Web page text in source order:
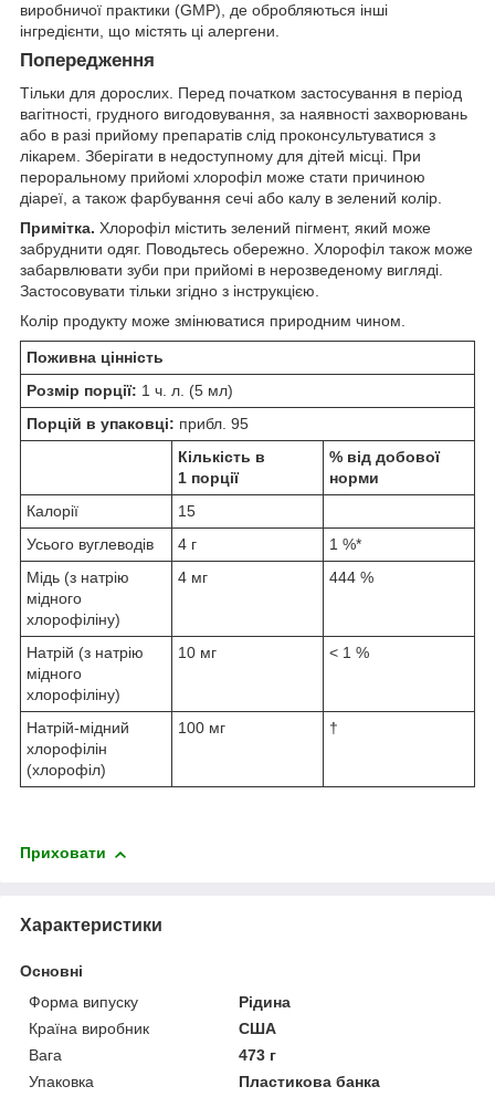
виробничої практики (GMP), де обробляються інші
інгредієнти, що містять ці алергени.
Попередження
Тільки для дорослих. Перед початком застосування в період
вагітності, грудного вигодовування, за наявності захворювань
або в разі прийому препаратів слід проконсультуватися з
лікарем. Зберігати в недоступному для дітей місці. При
пероральному прийомі хлорофіл може стати причиною
діареї, а також фарбування сечі або калу в зелений колір.
Примітка. Хлорофіл містить зелений пігмент, який може
забруднити одяг. Поводьтесь обережно. Хлорофіл також може
забарвлювати зуби при прийомі в нерозведеному вигляді.
Застосовувати тільки згідно з інструкцією.
Колір продукту може змінюватися природним чином.
Поживна цінність
Розмір порції: 1 ч. л. (5 мл)
Порцій в упаковці: прибл. 95
Кількість в
1 порції
% від добової
норми
Калорії
15
Усього вуглеводів
4 г
1 %*
Мідь (з натрію
мідного
хлорофіліну)
4 мг 444 %
Натрій (з натрію
мідного
хлорофіліну)
10 мг < 1 %
Натрій-мідний
хлорофілін
(хлорофіл)
100 мг †
Приховати
Характеристики
Основні
Форма випуску
Рідина
Країна виробник
США
Вага
473 г
Упаковка
Пластикова банка